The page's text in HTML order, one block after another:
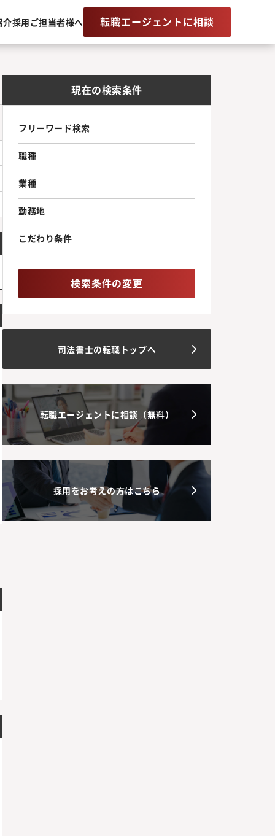
介採用ご担当者様へ 転職エージェントに相談
現在の検索条件
フリーワード検索
職種
業種
勤務地
こだわり条件
検索条件の変更
司法書士の転職トップへ
転職エージェントに相談（無料）
採用をお考えの方はこちら